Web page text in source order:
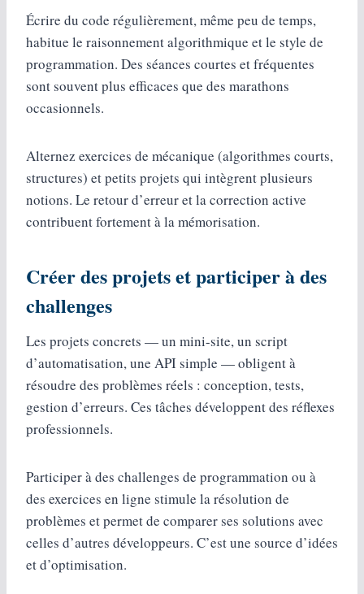
Écrire du code régulièrement, même peu de temps,
habitue le raisonnement algorithmique et le style de
programmation. Des séances courtes et fréquentes
sont souvent plus efficaces que des marathons
occasionnels.
Alternez exercices de mécanique (algorithmes courts,
structures) et petits projets qui intègrent plusieurs
notions. Le retour d’erreur et la correction active
contribuent fortement à la mémorisation.
Créer des projets et participer à des
challenges
Les projets concrets — un mini-site, un script
d’automatisation, une API simple — obligent à
résoudre des problèmes réels : conception, tests,
gestion d’erreurs. Ces tâches développent des réflexes
professionnels.
Participer à des challenges de programmation ou à
des exercices en ligne stimule la résolution de
problèmes et permet de comparer ses solutions avec
celles d’autres développeurs. C’est une source d’idées
et d’optimisation.